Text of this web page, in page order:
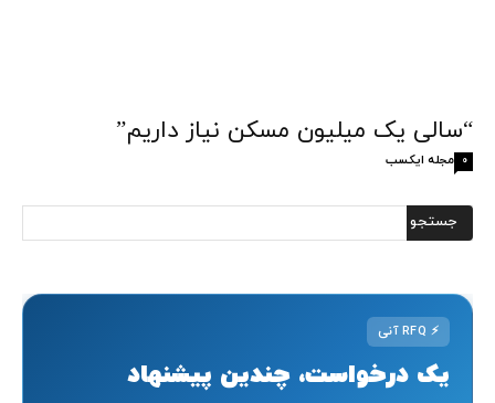
“سالی یک میلیون مسکن نیاز داریم”
مجله ایکسب 0
⚡
یک درخواست، چندین پیشنهاد